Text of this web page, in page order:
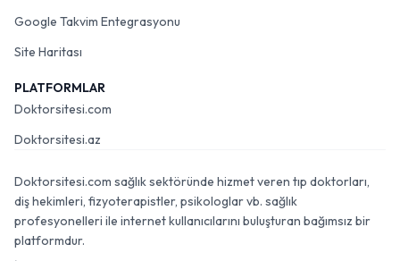
Google Takvim Entegrasyonu
Site Haritası
PLATFORMLAR
Doktorsitesi.com
Doktorsitesi.az
Doktorsitesi.com sağlık sektöründe hizmet veren tıp doktorları,
diş hekimleri, fizyoterapistler, psikologlar vb. sağlık
profesyonelleri ile internet kullanıcılarını buluşturan bağımsız bir
platformdur.